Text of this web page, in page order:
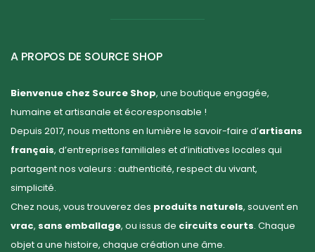
A PROPOS DE SOURCE SHOP
Bienvenue chez Source Shop, une boutique engagée,
humaine et artisanale et écoresponsable !
Depuis 2017, nous mettons en lumière le savoir-faire d’artisans
français, d’entreprises familiales et d’initiatives locales qui
partagent nos valeurs : authenticité, respect du vivant,
simplicité.
Chez nous, vous trouverez des produits naturels, souvent en
vrac, sans emballage, ou issus de circuits courts. Chaque
objet a une histoire, chaque création une âme.